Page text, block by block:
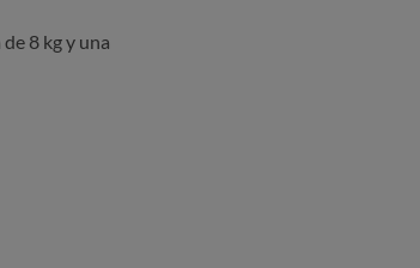
8 kg y una